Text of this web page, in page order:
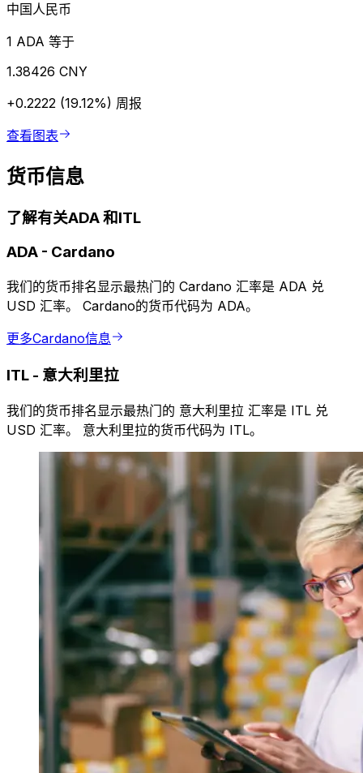
中国人民币
1 ADA 等于
1.38426 CNY
+0.2222 (19.12%) 周报
查看图表
货币信息
了解有关ADA 和ITL
ADA - Cardano
我们的货币排名显示最热门的 Cardano 汇率是 ADA 兑
USD 汇率。 Cardano的货币代码为 ADA。
更多Cardano信息
ITL - 意大利里拉
我们的货币排名显示最热门的 意大利里拉 汇率是 ITL 兑
USD 汇率。 意大利里拉的货币代码为 ITL。